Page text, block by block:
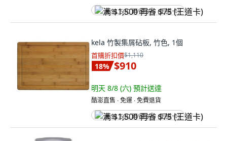
满 $1,500 再省 $75 (王道卡)
kela 竹製集屑砧板, 竹色, 1個
首購折扣價$1,110
18% $910
明天 8/8 (六) 預計送達
酷澎直售 ∙ 免運 ∙ 免費退貨
满 $1,500 再省 $75 (王道卡)